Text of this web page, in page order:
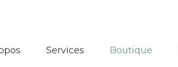
Services Boutique